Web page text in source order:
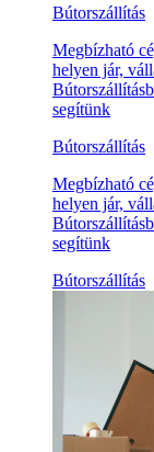
Bútorszállítás
Megbízható
helyen jár,
segítünk
Bútorszállítás
Megbízható
helyen jár,
segítünk
Bútorszállítás